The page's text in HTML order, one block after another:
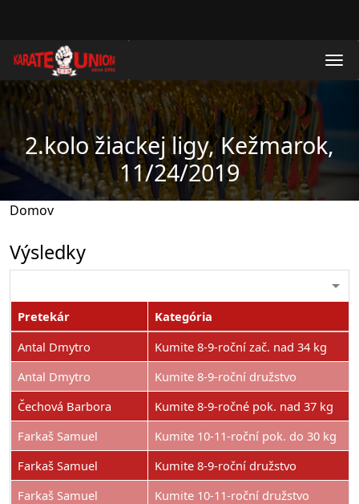
2.kolo žiackej ligy, Kežmarok,
11/24/2019
Domov
Výsledky
Pretekár
Kategória
Antal Dmytro
Kumite 8-9-roční zač. nad 34 kg
Antal Dmytro
Kumite 8-9-roční družstvo
Čechová Barbora
Kumite 8-9-ročné pok. nad 37 kg
Farkaš Samuel
Kumite 10-11-roční pok. do 30 kg
Farkaš Samuel
Kumite 8-9-roční družstvo
Farkaš Samuel
Kumite 10-11-roční družstvo